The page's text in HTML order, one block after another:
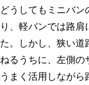
どうしてもミニバ
り、軽バンでは路
た。しかし、狭い
ねるうちに、左側
うまく活用しなが